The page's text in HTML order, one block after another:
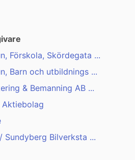
Förskola, Skördegata ...
Barn och utbildnings ...
& Bemanning AB ...
Aktiebolag
Sundyberg Bilverksta ...